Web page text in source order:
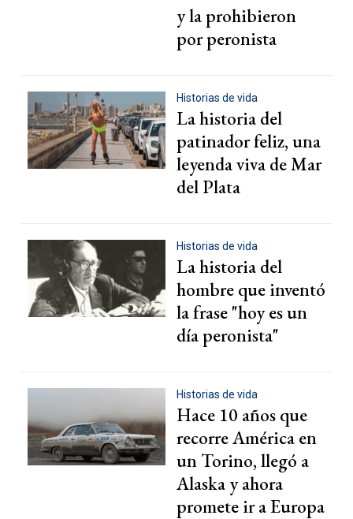
y la prohibieron
por peronista
Historias de vida
La historia del
patinador feliz, una
leyenda viva de Mar
del Plata
Historias de vida
La historia del
hombre que inventó
la frase "hoy es un
día peronista"
Historias de vida
Hace 10 años que
recorre América en
un Torino, llegó a
Alaska y ahora
promete ir a Europa